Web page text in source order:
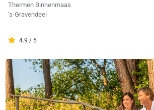
Thermen Binnenmaas
‘s-Gravendeel
4.9 / 5